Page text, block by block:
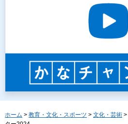
ホーム > 教育・文化・スポーツ > 文化・芸術 >